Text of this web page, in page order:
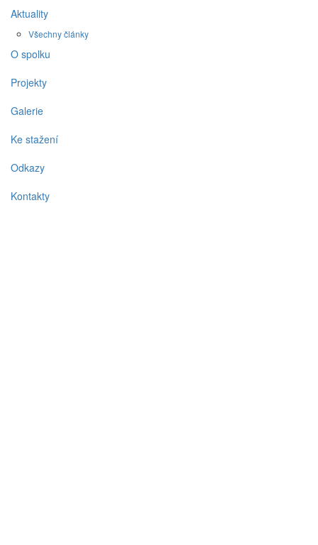
Aktuality
Všechny články
O spolku
Projekty
Galerie
Ke stažení
Odkazy
Kontakty